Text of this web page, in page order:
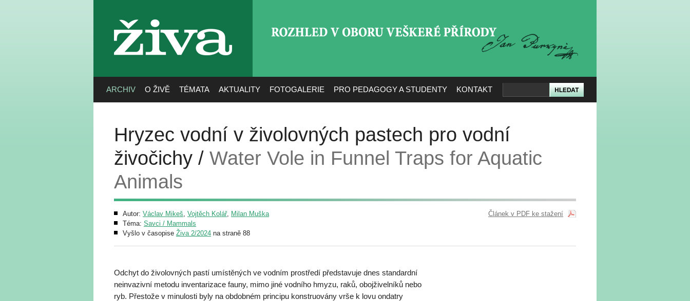
živa
ARCHIV O ŽIVĚ TÉMATA AKTUALITY FOTOGALERIE PRO PEDAGOGY A STUDENTY KONTAKT
Hryzec vodní v živolovných pastech pro vodní
živočichy / Water Vole in Funnel Traps for Aquatic
Animals
Autor: Václav Mikeš, Vojtěch Kolář, Milan Muška
Téma: Savci / Mammals
Vyšlo v časopise Živa 2/2024 na straně 88
Článek v PDF ke stažení
Odchyt do živolovných pastí umístěných ve vodním prostředí představuje dnes standardní
neinvazivní metodu inventarizace fauny, mimo jiné vodního hmyzu, raků, obojživelníků nebo
ryb. Přestože v minulosti byly na obdobném principu konstruovány vrše k lovu ondatry